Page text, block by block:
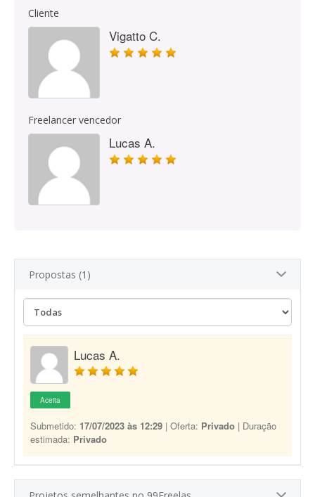
Cliente
Vigatto C.
Freelancer vencedor
Lucas A.
Propostas (1)
Lucas A.
Aceita
Submetido: 17/07/2023 às 12:29 | Oferta: Privado | Duração
estimada: Privado